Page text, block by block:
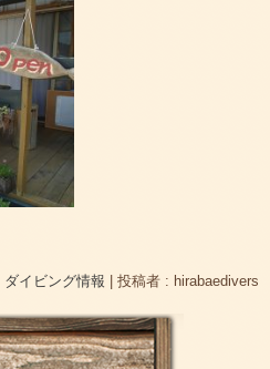
ダイビング情報 投稿者 : hirabaedivers